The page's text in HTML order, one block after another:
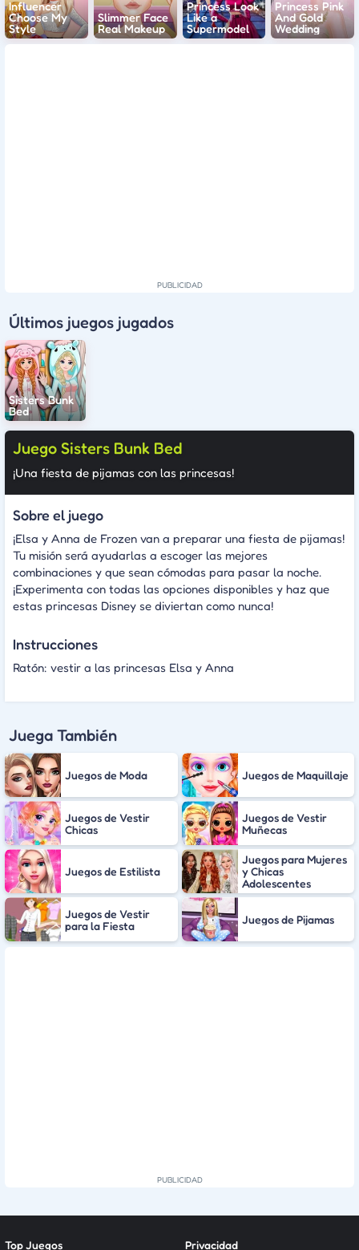
Influencer
Choose My
Style
Slimmer Face
Real Makeup
Princess Look
Like a
Supermodel
Princess Pink
And Gold
Wedding
Últimos juegos jugados
Sisters Bunk
Bed
Juego Sisters Bunk Bed
¡Una fiesta de pijamas con las princesas!
Sobre el juego
¡Elsa y Anna de Frozen van a preparar una fiesta de pijamas!
Tu misión será ayudarlas a escoger las mejores
combinaciones y que sean cómodas para pasar la noche.
¡Experimenta con todas las opciones disponibles y haz que
estas princesas Disney se diviertan como nunca!
Instrucciones
Ratón: vestir a las princesas Elsa y Anna
Juega También
Juegos de Moda Juegos de Maquillaje
Juegos de Vestir
Chicas
Juegos de Vestir
Muñecas
Juegos de Estilista
Juegos para Mujeres
y Chicas
Adolescentes
Juegos de Vestir
para la Fiesta
Juegos de Pijamas
Top Juegos Privacidad